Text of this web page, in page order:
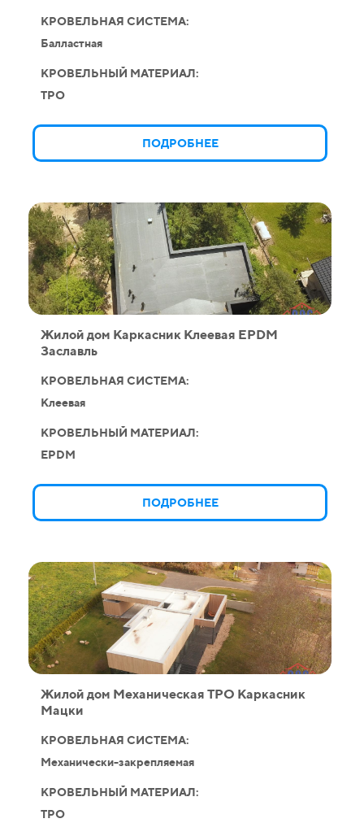
КРОВЕЛЬНАЯ СИСТЕМА:
Балластная
КРОВЕЛЬНЫЙ МАТЕРИАЛ:
TPO
ПОДРОБНЕЕ
Жилой дом Каркасник Клеевая EPDM
Заславль
КРОВЕЛЬНАЯ СИСТЕМА:
Клеевая
КРОВЕЛЬНЫЙ МАТЕРИАЛ:
EPDM
ПОДРОБНЕЕ
Жилой дом Механическая ТPO Каркасник
Мацки
КРОВЕЛЬНАЯ СИСТЕМА:
Механически-закрепляемая
КРОВЕЛЬНЫЙ МАТЕРИАЛ:
TPO